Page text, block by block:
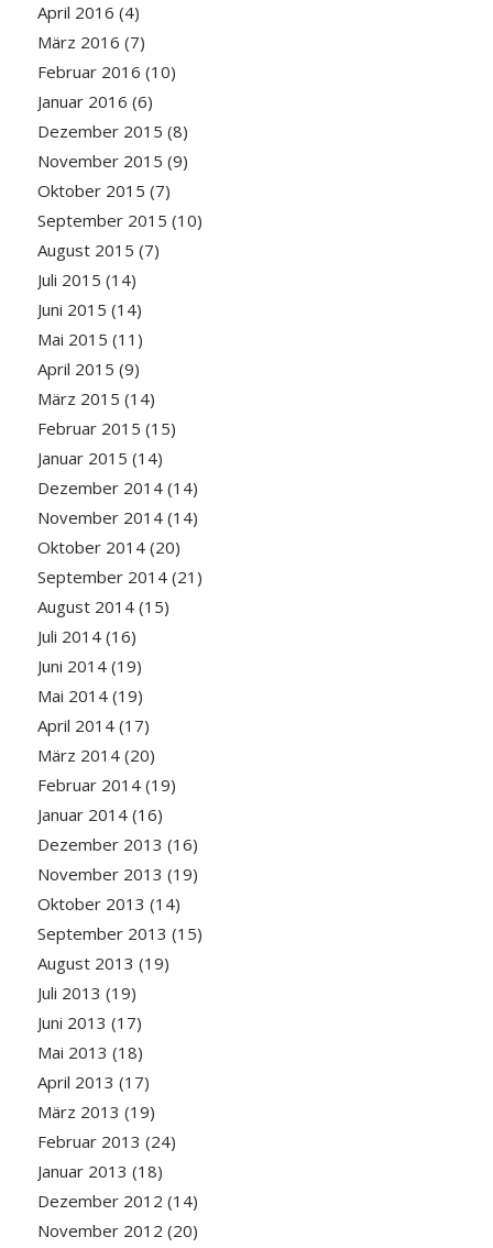
April 2016 (4)
März 2016 (7)
Februar 2016 (10)
Januar 2016 (6)
Dezember 2015 (8)
November 2015 (9)
Oktober 2015 (7)
September 2015 (10)
August 2015 (7)
Juli 2015 (14)
Juni 2015 (14)
Mai 2015 (11)
April 2015 (9)
März 2015 (14)
Februar 2015 (15)
Januar 2015 (14)
Dezember 2014(14)
November 2014(14)
Oktober 2014(20)
September 2014(21)
August 2014(15)
Juli 2014(16)
Juni 2014(19)
Mai 2014(19)
April 2014(17)
März 2014(20)
Februar 2014(19)
Januar 2014(16)
Dezember 2013 (16)
November 2013 (19)
Oktober 2013 (14)
September 2013 (15)
August 2013 (19)
Juli 2013 (19)
Juni 2013 (17)
Mai 2013 (18)
April 2013 (17)
März 2013 (19)
Februar 2013 (24)
Januar 2013 (18)
Dezember 2012 (14)
November 2012 (20)